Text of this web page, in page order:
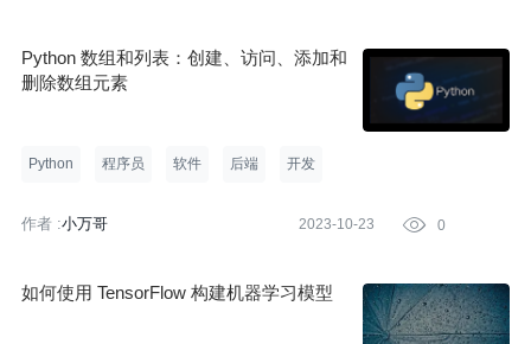
Python 数组和列表：创建、访问、添加和
删除数组元素
Python 程序员 软件 后端 开发
作者 :小万哥 2023-10-23  0
如何使用 TensorFlow 构建机器学习模型